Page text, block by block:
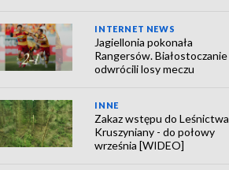
INTERNET NEWS
Jagiellonia pokonała
Rangersów. Białostoczanie
odwrócili losy meczu
INNE
Zakaz wstępu do Leśnictwa
Kruszyniany - do połowy
września [WIDEO]